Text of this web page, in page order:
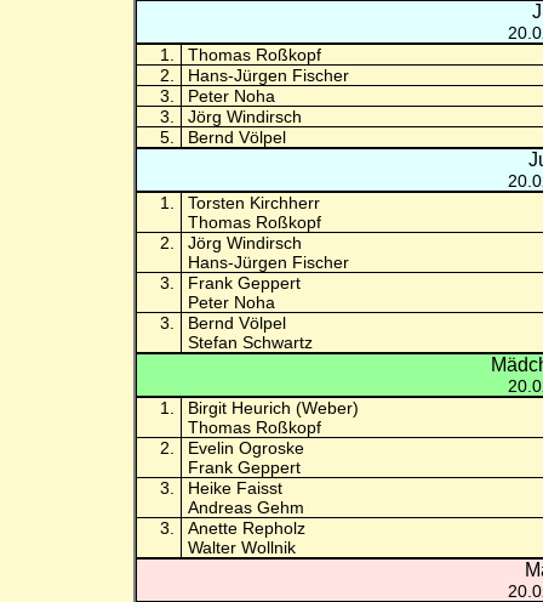
1.
Thomas Roßkopf
2.
Hans-Jürgen Fischer
3.
Peter Noha
3.
Jörg Windirsch
5.
Bernd Völpel
1.
Torsten Kirchherr
Thomas Roßkopf
2.
Jörg Windirsch
Hans-Jürgen Fischer
3.
Frank Geppert
Peter Noha
3.
Bernd Völpel
Stefan Schwartz
1.
Birgit Heurich (Weber)
Thomas Roßkopf
2.
Evelin Ogroske
Frank Geppert
3.
Heike Faisst
Andreas Gehm
3.
Anette Repholz
Walter Wollnik